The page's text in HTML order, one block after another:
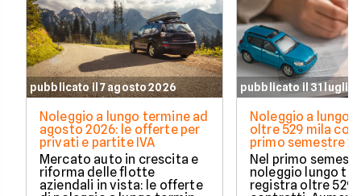
pubblicato il 7 agosto 2026
Noleggio a lungo termine ad
agosto 2026: le offerte per
privati e partite IVA
Mercato auto in crescita e
riforma delle flotte
aziendali in vista: le offerte
pubblicato il 31 luglio
Noleggio a lungo
oltre 529 mila
primo semestre
Crescono privati
elettrificate
Nel primo
noleggio lungo
registra oltre 529